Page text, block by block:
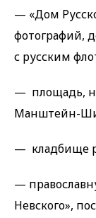
— «Дом
фотографий,
с русским
— площадь,
Манштейн-
— кладбище
—
Невского»,